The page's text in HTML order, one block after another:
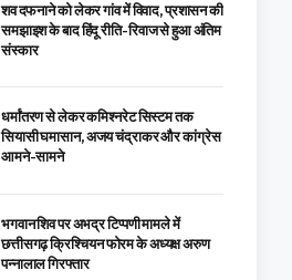
शव दफनाने को लेकर गांव में विवाद, प्रशासन की
समझाइश के बाद हिंदू रीति-रिवाज से हुआ अंतिम
संस्कार
धर्मांतरण से लेकर कमिश्नरेट सिस्टम तक
सियासी घमासान, अजय चंद्राकर और कांग्रेस
आमने-सामने
भगवान शिव पर अभद्र टिप्पणी मामले में
छत्तीसगढ़ क्रिश्चियन फोरम के अध्यक्ष अरुण
पन्नालाल गिरफ्तार